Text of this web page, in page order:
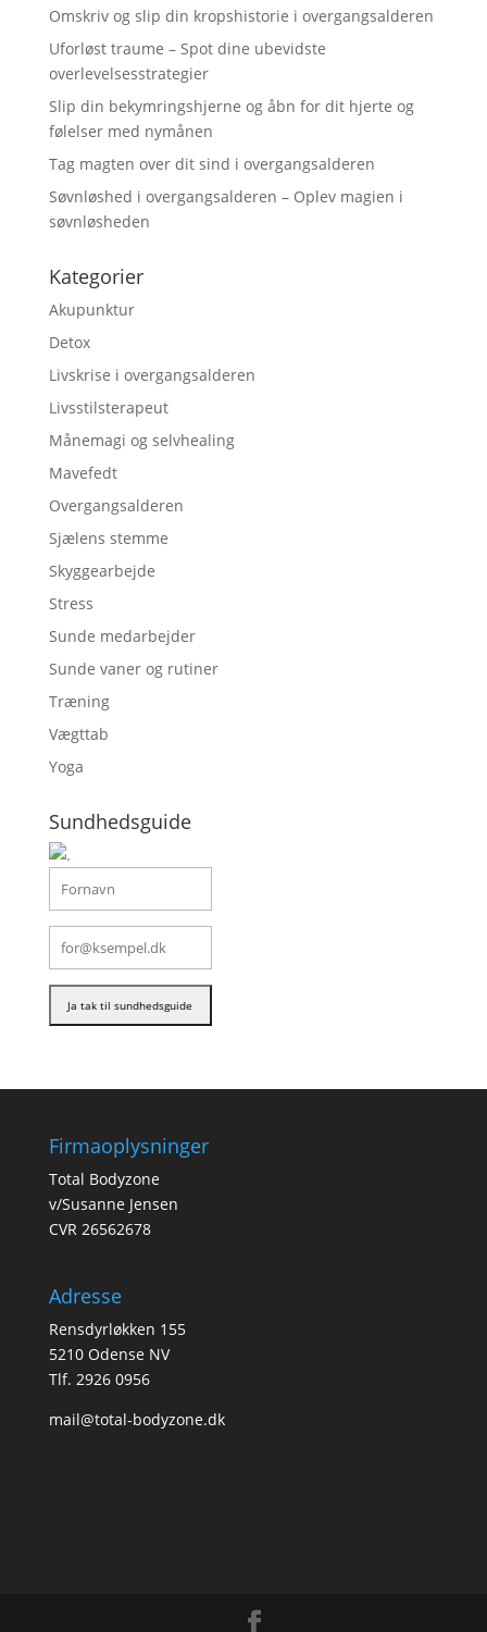
Omskriv og slip din kropshistorie i overgangsalderen
Uforløst traume – Spot dine ubevidste
overlevelsesstrategier
Slip din bekymringshjerne og åbn for dit hjerte og
følelser med nymånen
Tag magten over dit sind i overgangsalderen
Søvnløshed i overgangsalderen – Oplev magien i
søvnløsheden
Kategorier
Akupunktur
Detox
Livskrise i overgangsalderen
Livsstilsterapeut
Månemagi og selvhealing
Mavefedt
Overgangsalderen
Sjælens stemme
Skyggearbejde
Stress
Sunde medarbejder
Sunde vaner og rutiner
Træning
Vægttab
Yoga
Sundhedsguide
Firmaoplysninger
Total Bodyzone
v/Susanne Jensen
CVR 26562678
Adresse
Rensdyrløkken 155
5210 Odense NV
Tlf. 2926 0956
mail@total-bodyzone.dk